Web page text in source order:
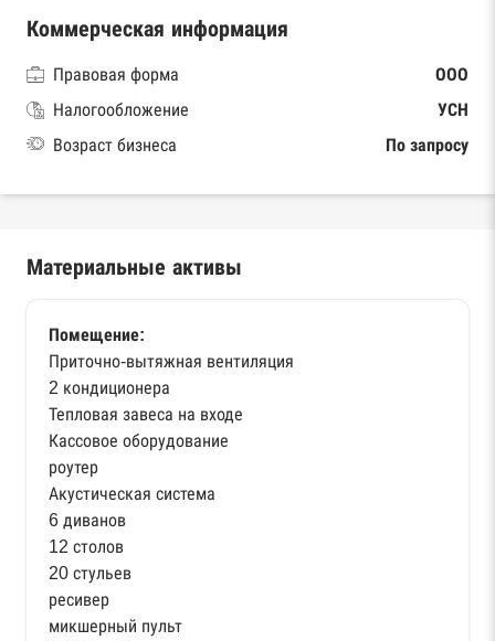
Коммерческая информация
Правовая форма
ООО
Налогообложение
УСН
Возраст бизнеса
По запросу
Материальные активы
Помещение:
Приточно-вытяжная вентиляция
2 кондиционера
Тепловая завеса на входе
Кассовое оборудование
роутер
Акустическая система
6 диванов
12 столов
20 стульев
ресивер
микшерный пульт